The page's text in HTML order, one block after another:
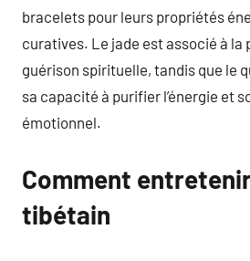
bracelets pour leurs propriétés
curatives. Le jade est associé à la
guérison spirituelle, tandis que le
sa capacité à purifier l’énergie et
émotionnel.
Comment
tibétain